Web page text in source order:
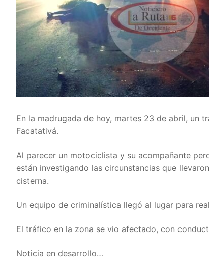
En la madrugada de hoy, martes 23 de abril, un
Facatativá.
Al parecer un motociclista y su acompañante
están investigando las circunstancias que
cisterna.
Un equipo de criminalística llegó al lugar para
El tráfico en la zona se vio afectado, con
Noticia en desarrollo…